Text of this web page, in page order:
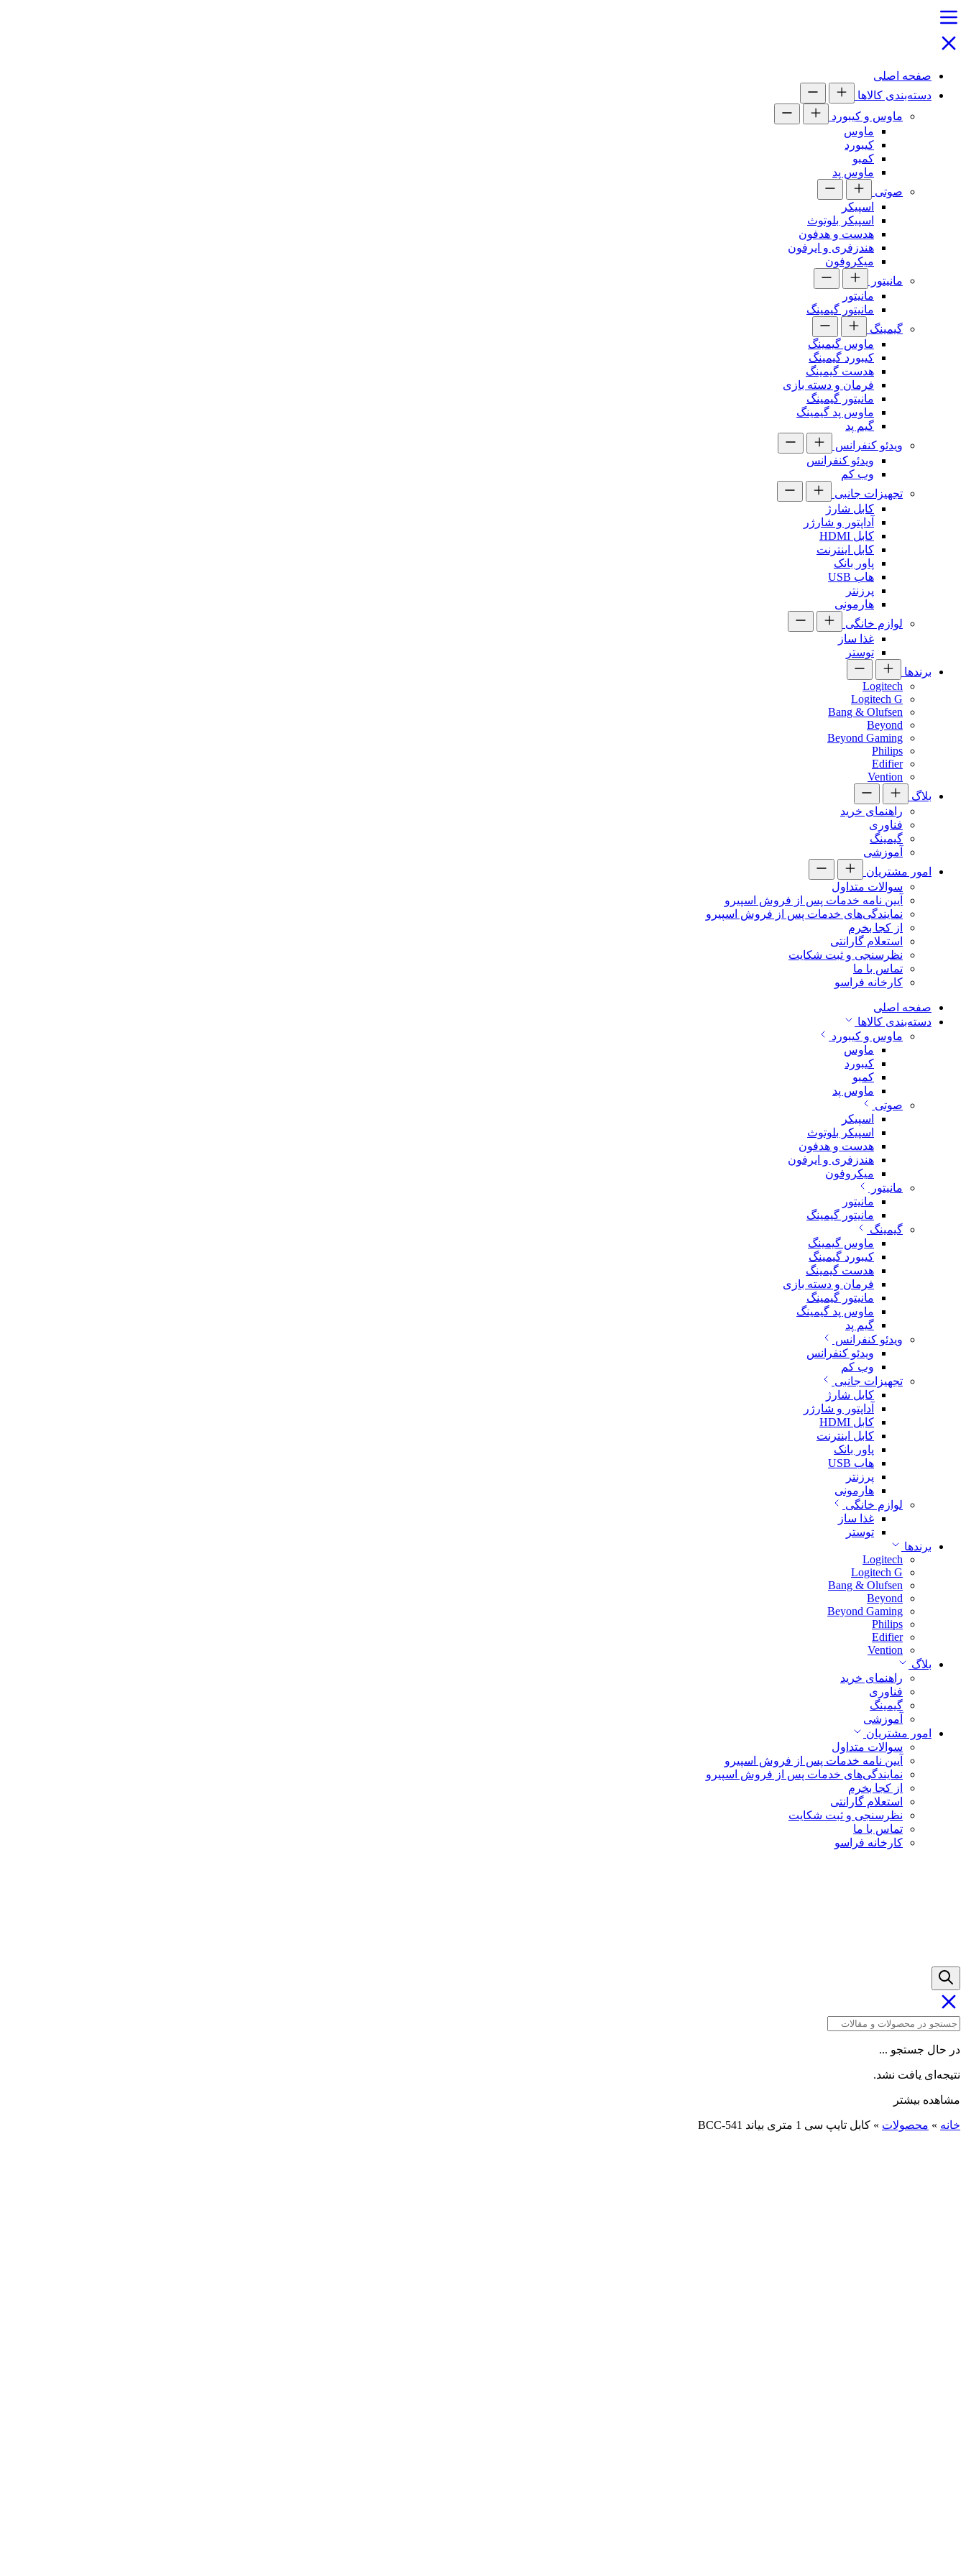
صفحه اصلی
دسته‌بندی کالاها
ماوس و کیبورد
ماوس
کیبورد
کمبو
ماوس پد
صوتی
اسپیکر
اسپیکر بلوتوث
هدست و هدفون
هندزفری و ایرفون
میکروفون
مانیتور
مانیتور
مانیتور گیمینگ
گیمینگ
ماوس گیمینگ
کیبورد گیمینگ
هدست گیمینگ
فرمان و دسته بازی
مانیتور گیمینگ
ماوس پد گیمینگ
گیم پد
ویدئو کنفرانس
ویدئو کنفرانس
وب کم
تجهیزات جانبی
کابل شارژ
آداپتور و شارژر
کابل HDMI
کابل اینترنت
پاور بانک
هاب USB
پرزنتر
هارمونی
لوازم خانگی
غذا ساز
توستر
برندها
Logitech
Logitech G
Bang & Olufsen
Beyond
Beyond Gaming
Philips
Edifier
Vention
بلاگ
راهنمای خرید
فناوری
گیمینگ
آموزشی
امور مشتریان
سوالات متداول
آیین نامه خدمات پس از فروش اسپیرو
نمایندگی‌های خدمات پس از فروش اسپیرو
از کجا بخرم
استعلام گارانتی
نظرسنجی و ثبت شکایت
تماس با ما
کارخانه فراسو
صفحه اصلی
دسته‌بندی کالاها
ماوس و کیبورد
ماوس
کیبورد
کمبو
ماوس پد
صوتی
اسپیکر
اسپیکر بلوتوث
هدست و هدفون
هندزفری و ایرفون
میکروفون
مانیتور
مانیتور
مانیتور گیمینگ
گیمینگ
ماوس گیمینگ
کیبورد گیمینگ
هدست گیمینگ
فرمان و دسته بازی
مانیتور گیمینگ
ماوس پد گیمینگ
گیم پد
ویدئو کنفرانس
ویدئو کنفرانس
وب کم
تجهیزات جانبی
کابل شارژ
آداپتور و شارژر
کابل HDMI
کابل اینترنت
پاور بانک
هاب USB
پرزنتر
هارمونی
لوازم خانگی
غذا ساز
توستر
برندها
Logitech
Logitech G
Bang & Olufsen
Beyond
Beyond Gaming
Philips
Edifier
Vention
بلاگ
راهنمای خرید
فناوری
گیمینگ
آموزشی
امور مشتریان
سوالات متداول
آیین نامه خدمات پس از فروش اسپیرو
نمایندگی‌های خدمات پس از فروش اسپیرو
از کجا بخرم
استعلام گارانتی
نظرسنجی و ثبت شکایت
تماس با ما
کارخانه فراسو
در حال جستجو ...
نتیجه‌ای یافت نشد.
مشاهده بیشتر
خانه » محصولات » کابل تایپ سی 1 متری بیاند BCC-541